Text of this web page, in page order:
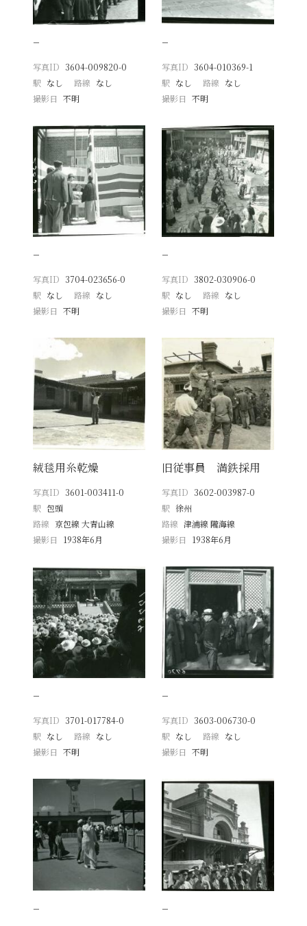
−
写真ID 3604-009820-0
駅 なし 路線 なし
撮影日
不明
−
写真ID 3604-010369-1
駅 なし 路線 なし
撮影日 不明
−
写真ID 3704-023656-0
駅 なし 路線 なし
撮影日
不明
−
写真ID 3802-030906-0
駅 なし 路線 なし
撮影日 不明
絨毯用糸乾燥
写真ID 3601-003411-0
駅 包頭
路線 京包線 大青山線
撮影日
1938年6月
旧従事員 満鉄採用
写真ID 3602-003987-0
駅 徐州
路線 津浦線 隴海線
撮影日
1938年6月
−
写真ID 3701-017784-0
駅 なし 路線 なし
撮影日
不明
−
写真ID 3603-006730-0
駅 なし 路線 なし
撮影日 不明
− −